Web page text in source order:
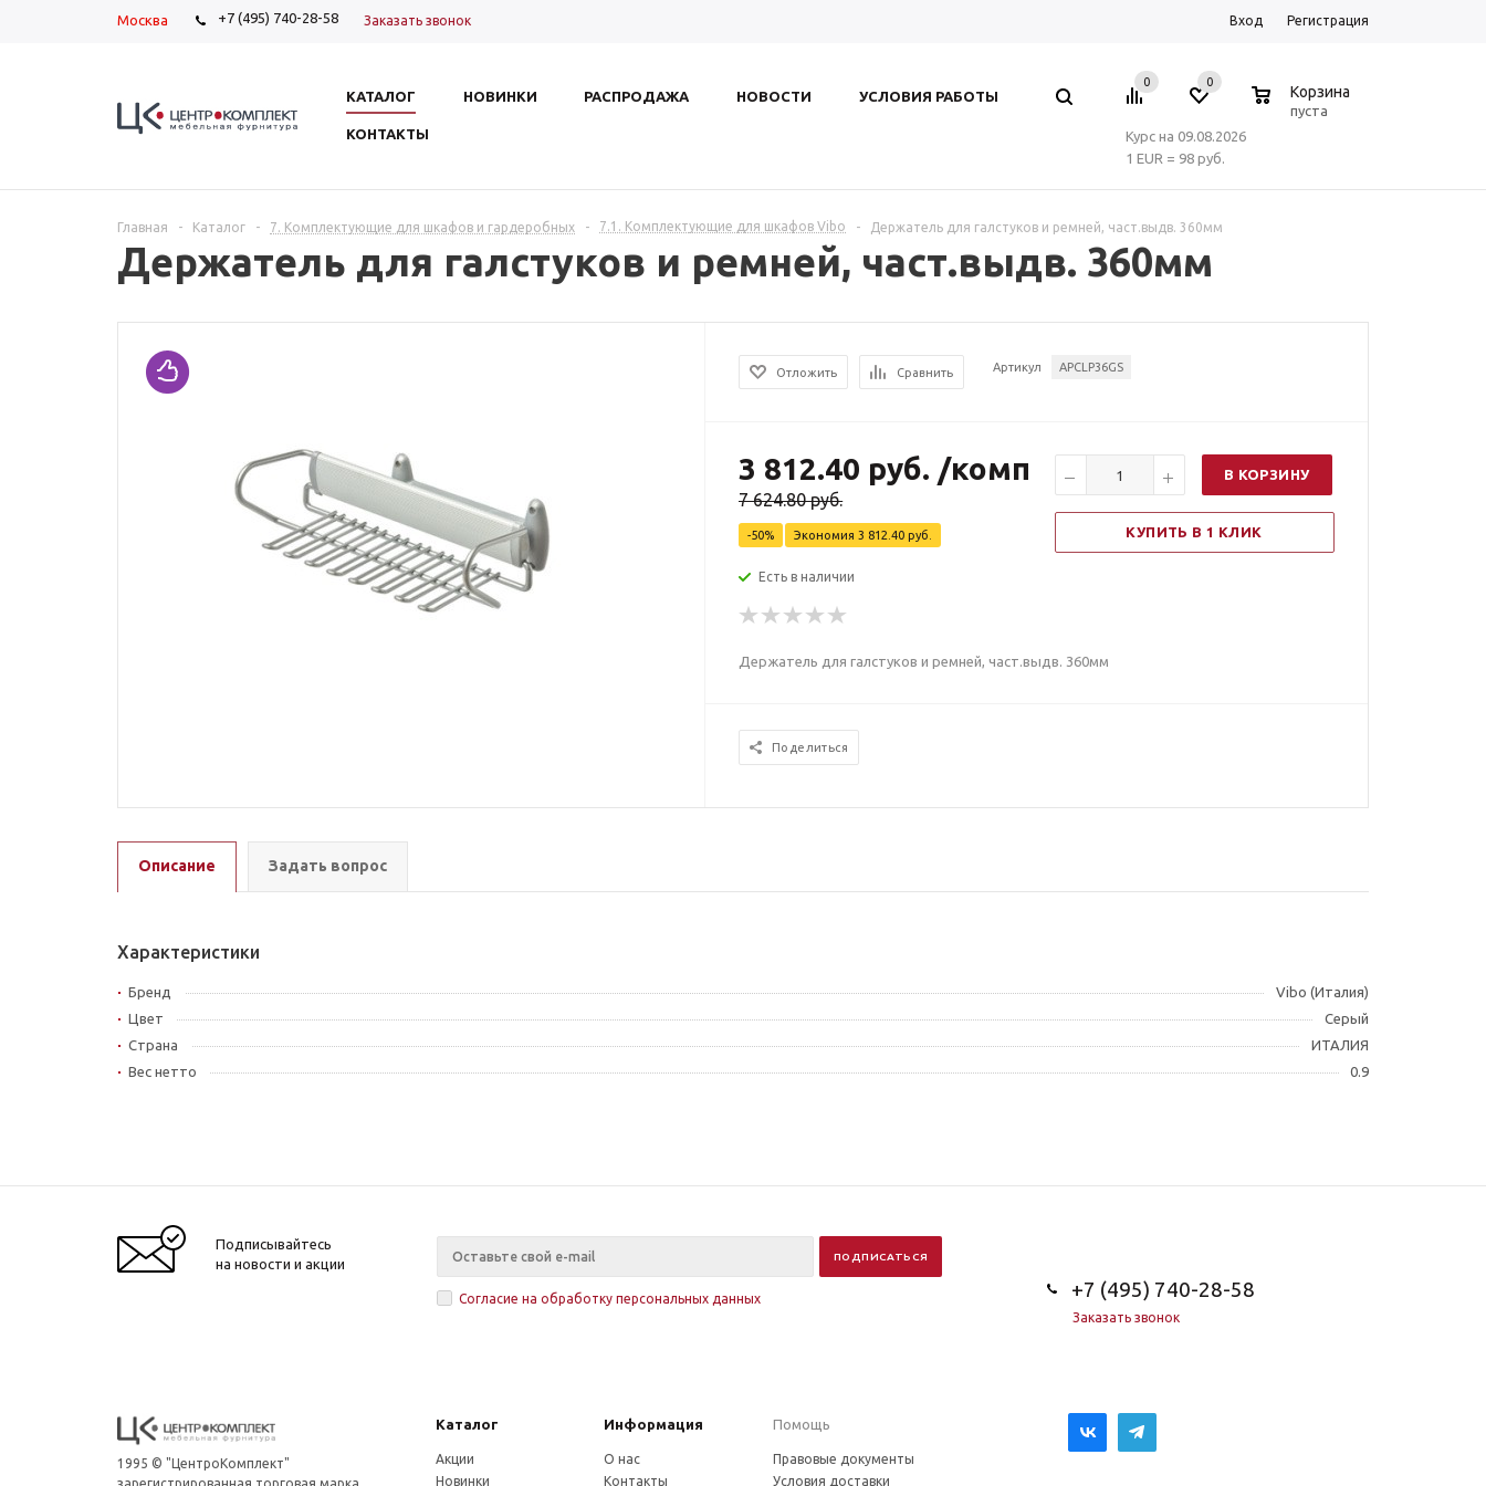
Москва +7 (495) 740-28-58 Заказать звонок Вход Регистрация
КАТАЛОГ НОВИНКИ РАСПРОДАЖА НОВОСТИ УСЛОВИЯ РАБОТЫ
КОНТАКТЫ
0 0
Корзина
пуста
Курс на 09.08.2026
1 EUR = 98 руб.
Главная - Каталог - 7. Комплектующие для шкафов и гардеробных - 7.1. Комплектующие для шкафов Vibo - Держатель для галстуков и ремней, част.выдв. 360мм
Держатель для галстуков и ремней, част.выдв. 360мм
Отложить Сравнить Артикул APCLP36GS
3 812.40 руб. /комп
7 624.80руб.
-50% Экономия3 812.40 руб.
Есть в наличии
В КОРЗИНУ
КУПИТЬ В 1 КЛИК
Держатель для галстуков и ремней, част.выдв. 360мм
Поделиться
Описание Задать вопрос
Характеристики
Бренд
Vibo (Италия)
Цвет
Серый
Страна
ИТАЛИЯ
Вес нетто
0.9
Подписывайтесь
на новости и акции
Согласие на обработку персональных данных +7 (495) 740-28-58
Заказать звонок
1995 © "ЦентроКомплект"
зарегистрированная торговая марка,
Каталог Информация Помощь
Акции
Новинки
О нас
Контакты
Правовые документы
Условия доставки